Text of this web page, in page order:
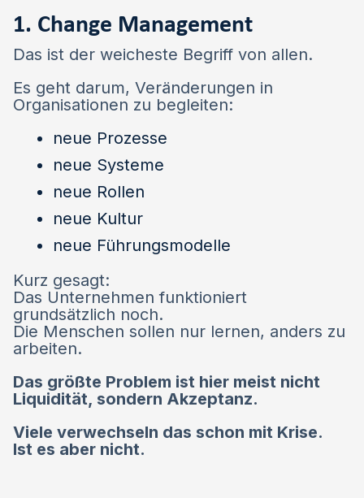
1. Change Management
Das ist der weicheste Begriff von allen.
Es geht darum, Veränderungen in
Organisationen zu begleiten:
neue Prozesse
neue Systeme
neue Rollen
neue Kultur
neue Führungsmodelle
Kurz gesagt:
Das Unternehmen funktioniert
grundsätzlich noch.
Die Menschen sollen nur lernen, anders zu
arbeiten.
Das größte Problem ist hier meist nicht
Liquidität, sondern Akzeptanz.
Viele verwechseln das schon mit Krise.
Ist es aber nicht.